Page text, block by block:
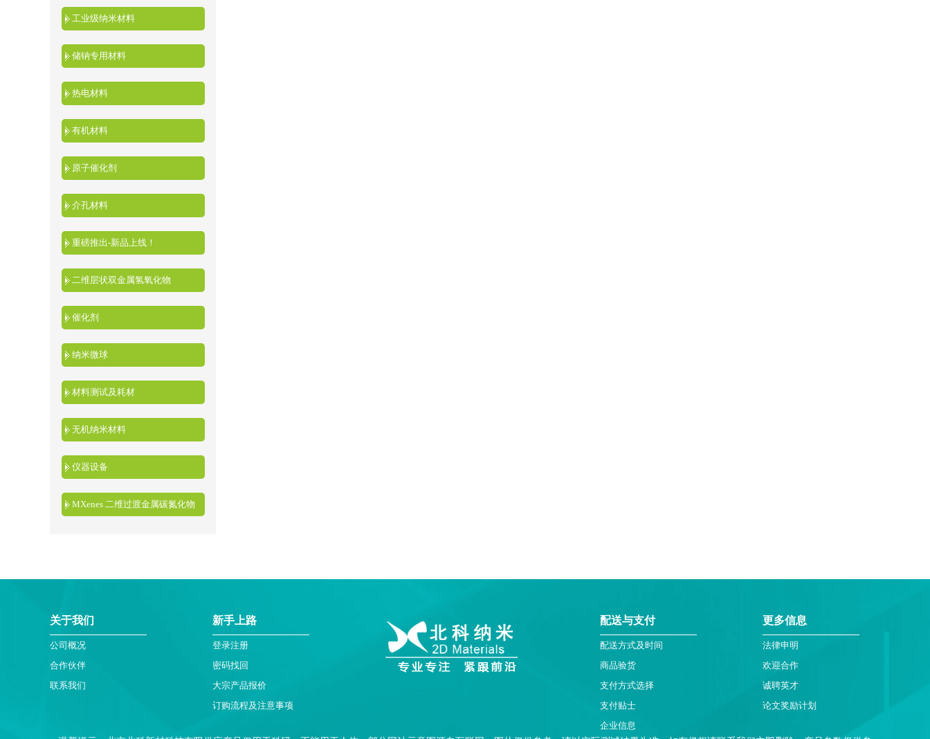
工业级纳米材料
储钠专用材料
热电材料
有机材料
原子催化剂
介孔材料
重磅推出-新品上线！
二维层状双金属氢氧化物
催化剂
纳米微球
材料测试及耗材
无机纳米材料
仪器设备
MXenes 二维过渡金属碳氮化物
关于我们
公司概况
合作伙伴
联系我们
新手上路
登录注册
密码找回
大宗产品报价
订购流程及注意事项
配送与支付
配送方式及时间
商品验货
支付方式选择
支付贴士
企业信息
更多信息
法律申明
欢迎合作
诚聘英才
论文奖励计划